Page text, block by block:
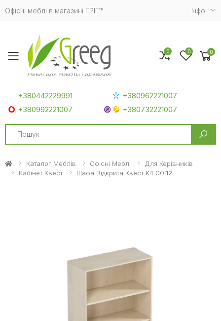
Офісні меблі в магазині ГРІГ™ Iнфо
Toggle mobile menu
+380442229991
+380962221007
+380992221007
+380732221007
Search
0 0 0
Каталог Меблів Офісні Меблі
Для Керівників
Кабінет Квест
Шафа Відкрита Квест K4.00.12